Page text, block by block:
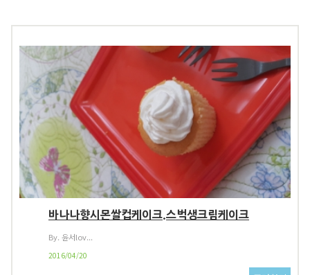
바나나향시몬쌀컵케이크.스벅생크림케이크
By. 윤서lov...
2016/04/20